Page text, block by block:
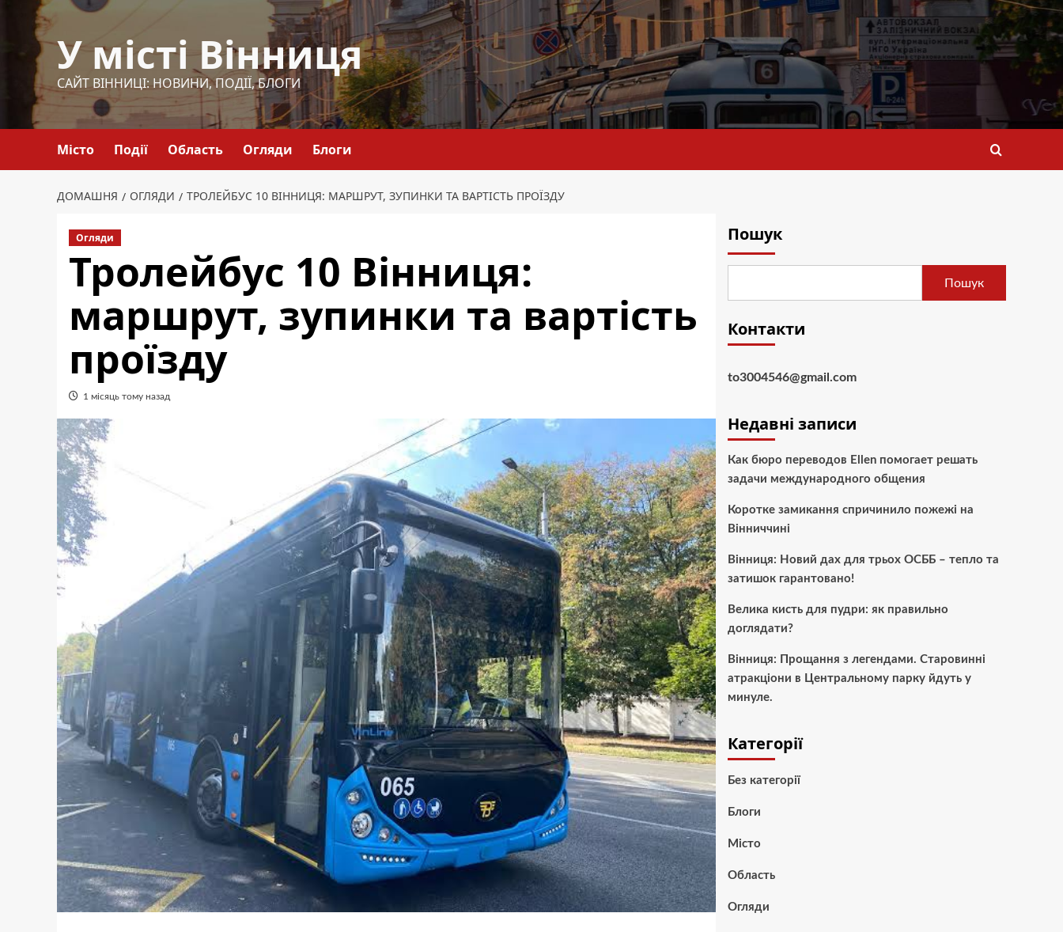
Перейти
У місті Вінниця
САЙТ ВІННИЦІ: НОВИНИ, ПОДІЇ, БЛОГИ
Місто Події Область Огляди Блоги
ДОМАШНЯ ОГЛЯДИ ТРОЛЕЙБУС 10 ВІННИЦЯ: МАРШРУТ, ЗУПИНКИ ТА ВАРТІСТЬ ПРОЇЗДУ
Огляди
Тролейбус 10 Вінниця:
маршрут, зупинки та вартість
проїзду
1 місяць тому назад
Пошук
Пошук
Контакти
to3004546@gmail.com
Недавні записи
Как бюро переводов Ellen помогает решать
задачи международного общения
Коротке замикання спричинило пожежі на
Вінниччині
Вінниця: Новий дах для трьох ОСББ – тепло та
затишок гарантовано!
Велика кисть для пудри: як правильно
доглядати?
Вінниця: Прощання з легендами. Старовинні
атракціони в Центральному парку йдуть у
минуле.
Категорії
Без категорії
Блоги
Місто
Область
Огляди